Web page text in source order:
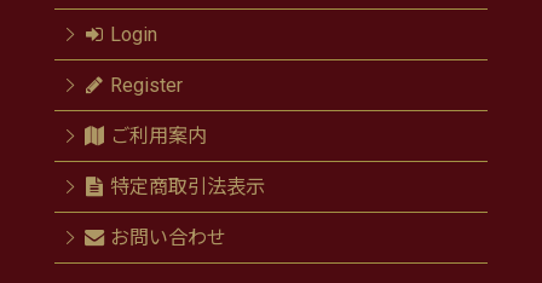
Login
Register
ご利用案内
特定商取引法表示
お問い合わせ